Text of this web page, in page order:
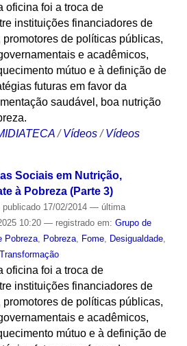
oficina foi a troca de
instituições financiadores de
promotores de políticas públicas,
e acadêmicos,
mútuo e à definição de
futuras em favor da
saudável, boa nutrição
/Vídeos /Vídeos
Sociais em Nutrição,
à Pobreza (Parte 3)
publicado17/02/2014 — última
10:20 — registrado em: Grupo de
Pobreza, Pobreza, Fome, Desigualdade,
Transformação
oficina foi a troca de
instituições financiadores de
promotores de políticas públicas,
e acadêmicos,
mútuo e à definição de